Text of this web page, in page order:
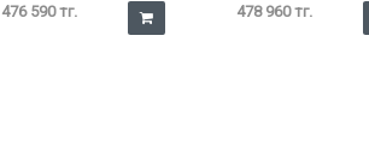
476 590 тг. 478 960 тг.